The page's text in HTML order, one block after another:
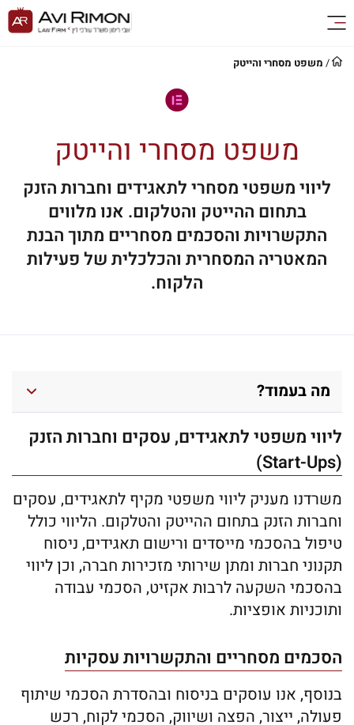
/ משפט מסחרי והייטק
משפט מסחרי והייטק
ליווי משפטי מסחרי לתאגידים וחברות הזנק
בתחום ההייטק והטלקום. אנו מלווים
התקשרויות והסכמים מסחריים מתוך הבנת
המאטריה המסחרית והכלכלית של פעילות
הלקוח.
ליווי משפטי לתאגידים, עסקים וחברות הזנק
(Start-Ups)
משרדנו מעניק ליווי משפטי מקיף לתאגידים, עסקים
וחברות הזנק בתחום ההייטק והטלקום. הליווי כולל
טיפול בהסכמי מייסדים ורישום תאגידים, ניסוח
תקנוני חברות ומתן שירותי מזכירות חברה, וכן ליווי
בהסכמי השקעה לרבות אקזיט, הסכמי עבודה
ותוכניות אופציות.
הסכמים מסחריים והתקשרויות עסקיות
בנוסף, אנו עוסקים בניסוח ובהסדרת הסכמי שיתוף
פעולה, ייצור, הפצה ושיווק, הסכמי לקוח, רכש
מה בעמוד?